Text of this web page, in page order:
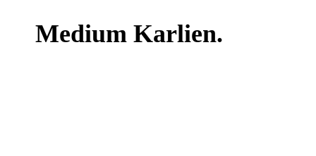
Medium Karlien.